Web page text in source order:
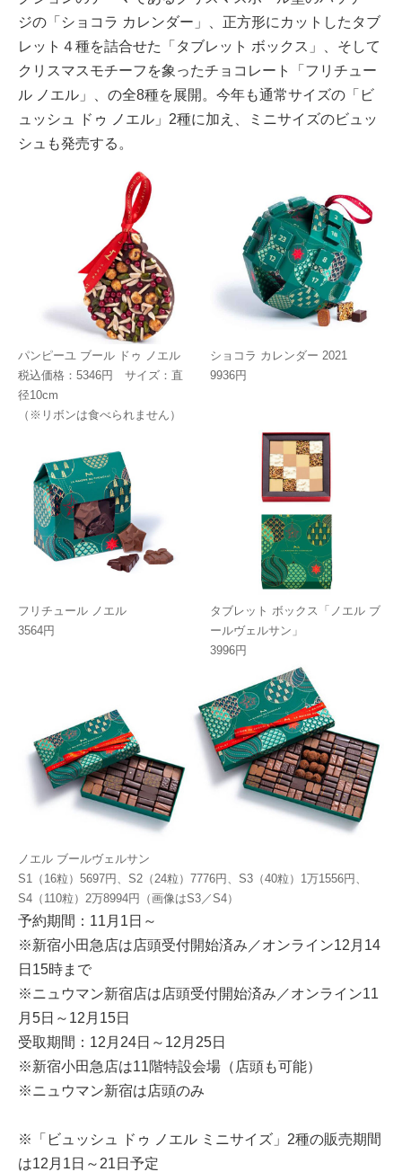
ジの「ショコラ カレンダー」、正方形にカットしたタブ
レット４種を詰合せた「タブレット ボックス」、そして
クリスマスモチーフを象ったチョコレート「フリチュー
ル ノエル」、の全8種を展開。今年も通常サイズの「ビ
ュッシュ ドゥ ノエル」2種に加え、ミニサイズのビュッ
シュも発売する。
パンピーユ ブール ドゥ ノエル
税込価格：5346円 サイズ：直
径10cm
（※リボンは食べられません）
ショコラ カレンダー 2021
9936円
フリチュール ノエル
3564円
タブレット ボックス「ノエル ブ
ールヴェルサン」
3996円
ノエル ブールヴェルサン
S1（16粒）5697円、S2（24粒）7776円、S3（40粒）1万1556円、
S4（110粒）2万8994円（画像はS3／S4）
予約期間：11月1日～
※新宿小田急店は店頭受付開始済み／オンライン12月14
日15時まで
※ニュウマン新宿店は店頭受付開始済み／オンライン11
月5日～12月15日
受取期間：12月24日～12月25日
※新宿小田急店は11階特設会場（店頭も可能）
※ニュウマン新宿は店頭のみ
※「ビュッシュ ドゥ ノエル ミニサイズ」2種の販売期間
は12月1日～21日予定